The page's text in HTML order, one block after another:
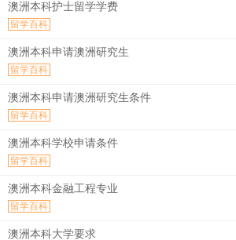
澳洲本科护士留学学费
留学百科
澳洲本科申请澳洲研究生
留学百科
澳洲本科申请澳洲研究生条件
留学百科
澳洲本科学校申请条件
留学百科
澳洲本科金融工程专业
留学百科
澳洲本科大学要求